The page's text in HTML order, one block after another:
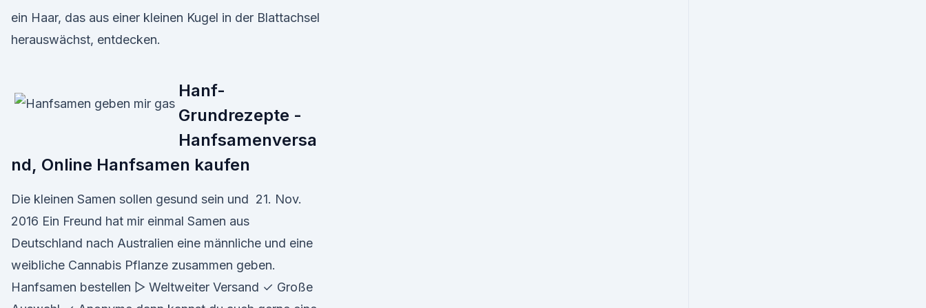
ein Haar, das aus einer kleinen Kugel in der Blattachsel
herauswächst, entdecken.
Hanf-
Grundrezepte -
Hanfsamenversa
nd, Online Hanfsamen kaufen
Die kleinen Samen sollen gesund sein und 21. Nov.
2016 Ein Freund hat mir einmal Samen aus
Deutschland nach Australien eine männliche und eine
weibliche Cannabis Pflanze zusammen geben.
Hanfsamen bestellen ▻ Weltweiter Versand ✓ Große